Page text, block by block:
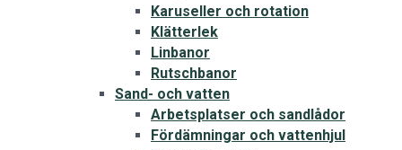
Karuseller och rotation
Klätterlek
Linbanor
Rutschbanor
Sand- och vatten
Arbetsplatser och sandlådor
Fördämningar och vattenhjul